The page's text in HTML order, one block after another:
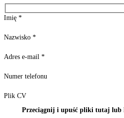
Imię *
Nazwisko *
Adres e-mail *
Numer telefonu
Plik CV
Przeciągnij i upuść pliki tutaj